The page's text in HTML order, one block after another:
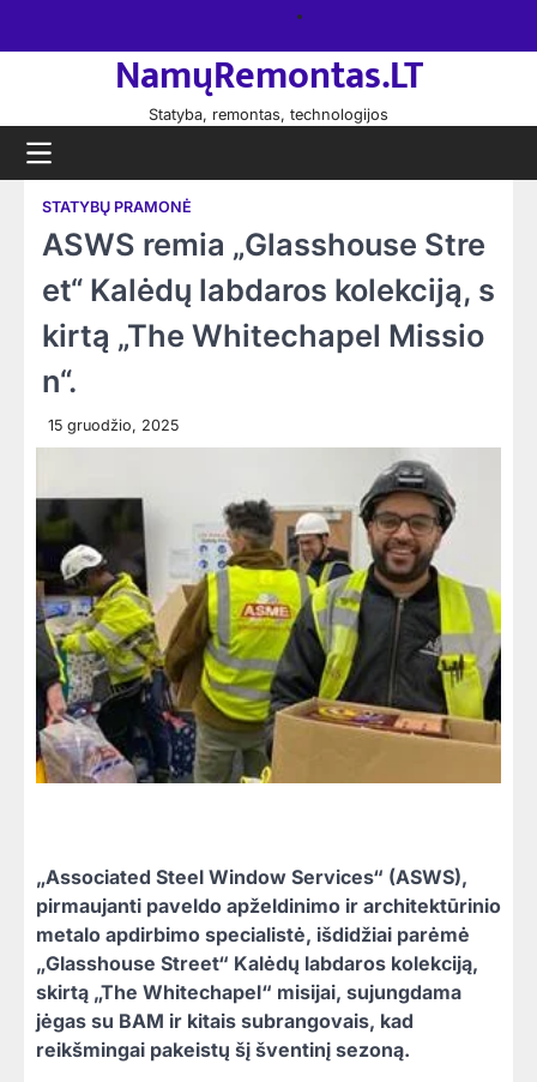
NamųRemontas.LT
Statyba, remontas, technologijos
STATYBŲ PRAMONĖ
ASWS remia „Glasshouse Stre
et“ Kalėdų labdaros kolekciją, s
kirtą „The Whitechapel Missio
n“.
15 gruodžio, 2025
„Associated Steel Window Services“ (ASWS),
pirmaujanti paveldo apželdinimo ir architektūrinio
metalo apdirbimo specialistė, išdidžiai parėmė
„Glasshouse Street“ Kalėdų labdaros kolekciją,
skirtą „The Whitechapel“ misijai, sujungdama
jėgas su BAM ir kitais subrangovais, kad
reikšmingai pakeistų šį šventinį sezoną.